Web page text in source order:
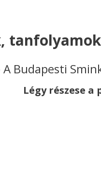
A Budapesti
Légy részese